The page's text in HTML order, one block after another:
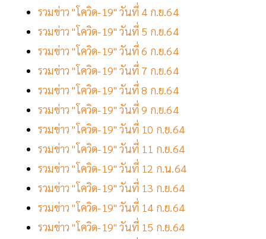
รวมข่าว "โควิด-19" วันที่ 4 ก.ย.64
รวมข่าว "โควิด-19" วันที่ 5 ก.ย.64
รวมข่าว "โควิด-19" วันที่ 6 ก.ย.64
รวมข่าว "โควิด-19" วันที่ 7 ก.ย.64
รวมข่าว "โควิด-19" วันที่ 8 ก.ย.64
รวมข่าว "โควิด-19" วันที่ 9 ก.ย.64
รวมข่าว "โควิด-19" วันที่ 10 ก.ย.64
รวมข่าว "โควิด-19" วันที่ 11 ก.ย.64
รวมข่าว "โควิด-19" วันที่ 12 ก.น.64
รวมข่าว "โควิด-19" วันที่ 13 ก.ย.64
รวมข่าว "โควิด-19" วันที่ 14 ก.ย.64
รวมข่าว "โควิด-19" วันที่ 15 ก.ย.64